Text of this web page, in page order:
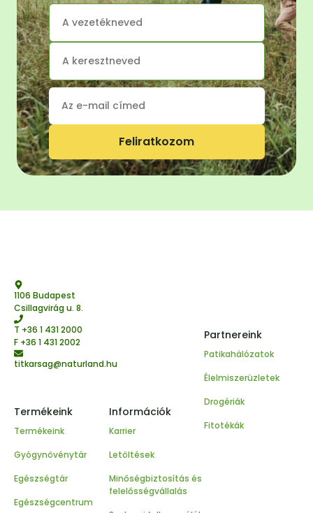
Feliratkozom
1106 Budapest
Csillagvirág u. 8.
T +36 1 431 2000
F +36 1 431 2002
titkarsag@naturland.hu
Termékeink
Termékeink
Gyógynövénytár
Egészségtár
Egészségcentrum
Információk
Karrier
Letöltések
Minőségbiztosítás és
felelősségvállalás
Partnereink
Patikahálózatok
Élelmiszerüzletek
Drogériák
Fitotékák